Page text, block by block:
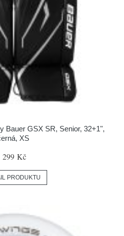
Bauer GSX SR, Senior, 32+1",
XS
299 Kč
PRODUKTU